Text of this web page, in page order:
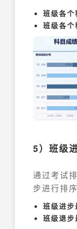
班级各
班级各
5）班级
通过考试
步进行排序
班级进
班级退